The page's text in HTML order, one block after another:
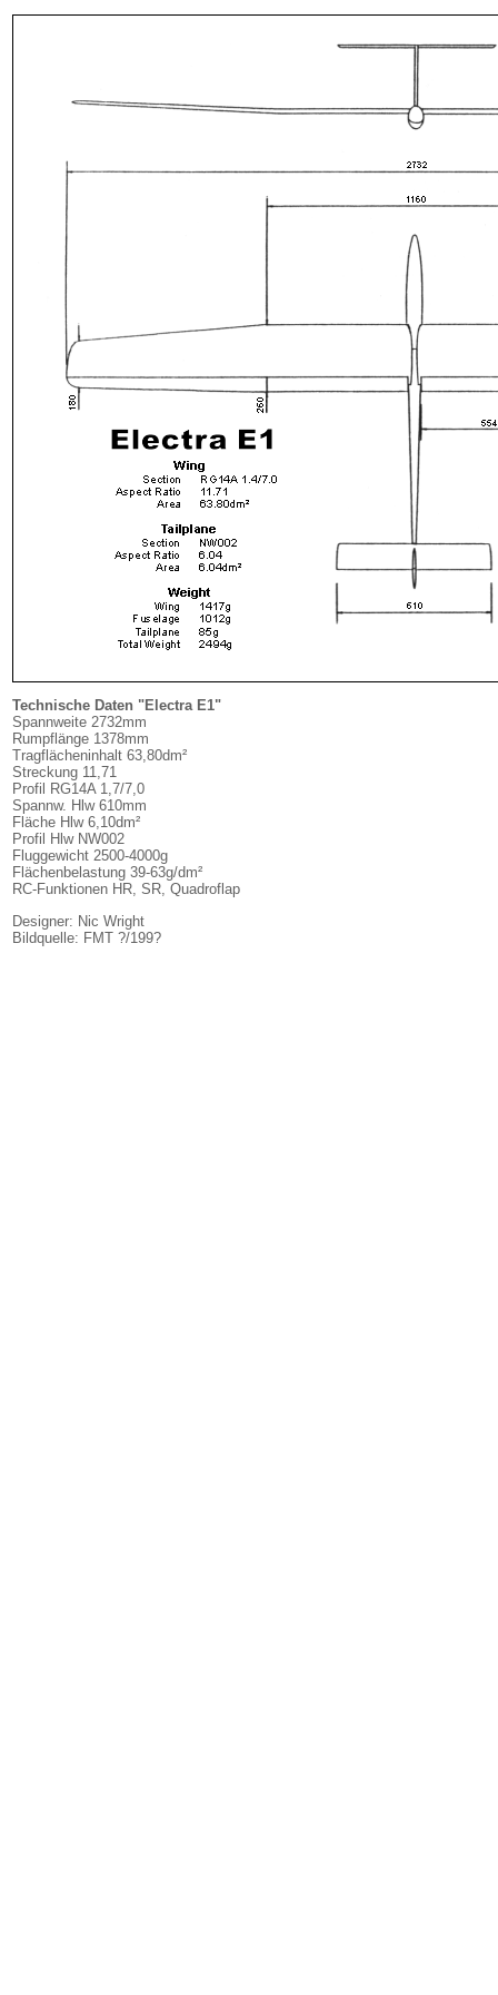
Technische Daten "Electra E1"
Spannweite 2732mm
Rumpflänge 1378mm
Tragflächeninhalt 63,80dm²
Streckung 11,71
Profil RG14A 1,7/7,0
Spannw. Hlw 610mm
Fläche Hlw 6,10dm²
Profil Hlw NW002
Fluggewicht 2500-4000g
Flächenbelastung 39-63g/dm²
RC-Funktionen HR, SR, Quadroflap
Designer: Nic Wright
Bildquelle: FMT ?/199?